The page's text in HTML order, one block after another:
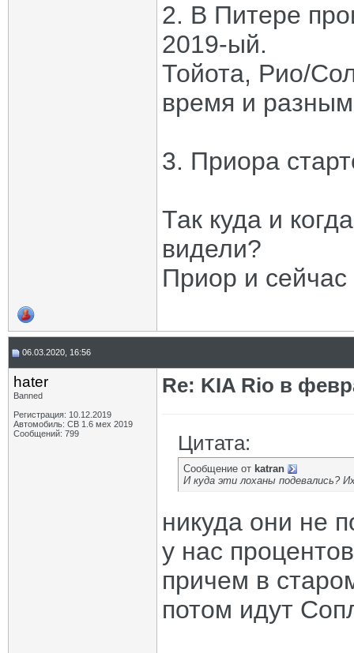
2. В Питере
2019-ый.
Тойота, Рио/
время и
3. Приора
Так куда и
видели?
Приор и сейчас
06.03.2020, 16:56
hater
Banned
Регистрация: 10.12.2019
Автомобиль: СВ 1.6 мех 2019
Сообщений: 799
Re: KIA Rio в
Цитата:
Сообщение от katran
И куда эти лоханы подевались?
никуда они не
у нас
причем в
потом идут